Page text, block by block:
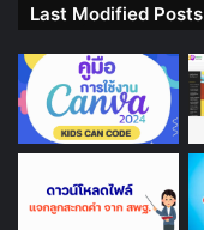
Last Modified Posts